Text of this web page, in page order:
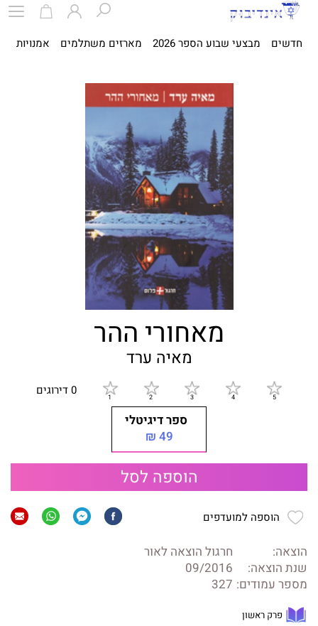
חדשים מבצעי שבוע הספר 2026 מארזים משתלמים אמנויות
מאחורי ההר
מאיה ערד
0 דירוגים
ספר דיגיטלי
49 ₪
הוספה לסל
הוספה למועדפים
הוצאה:
חרגול הוצאה לאור
שנת הוצאה:
09/2016
מספר עמודים: 327
פרק ראשון